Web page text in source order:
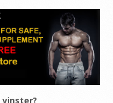
vinster?